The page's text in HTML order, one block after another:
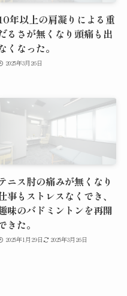
年以上の肩凝りによる重
るさが無くなり頭痛も出
くなった。
2025年3月26日
テニス肘の痛みが無くなり
事もストレスなくでき、
味のバドミントンを再開
きた。
2025年1月29日 2025年3月26日